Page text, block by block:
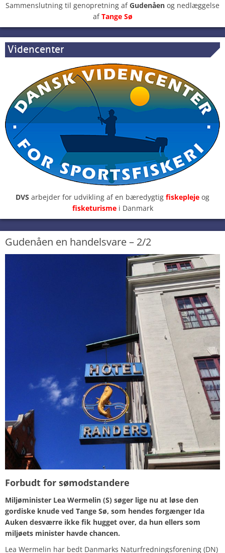
Sammenslutning til genopretning afGudenåen og nedlæggelse
afTange Sø
Videncenter
DVS arbejder for udvikling af en bæredygtig fiskepleje og
fisketurisme i Danmark
Gudenåen en handelsvare – 2/2
Forbudt for sømodstandere
Miljøminister Lea Wermelin (S) søger lige nu at løse den
gordiske knude ved Tange Sø, som hendes forgænger Ida
Auken desværre ikke fik hugget over, da hun ellers som
miljøets minister havde chancen.
Lea Wermelin har bedt Danmarks Naturfredningsforening (DN)